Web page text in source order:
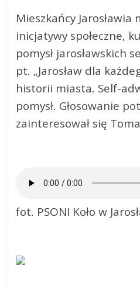
Mieszkańcy
inicjatywy społeczne,
pomysł jarosławskich
pt. „Jarosław dla
historii miasta. Self-
pomysł. Głosowanie
zainteresował się
fot. PSONI Koło w